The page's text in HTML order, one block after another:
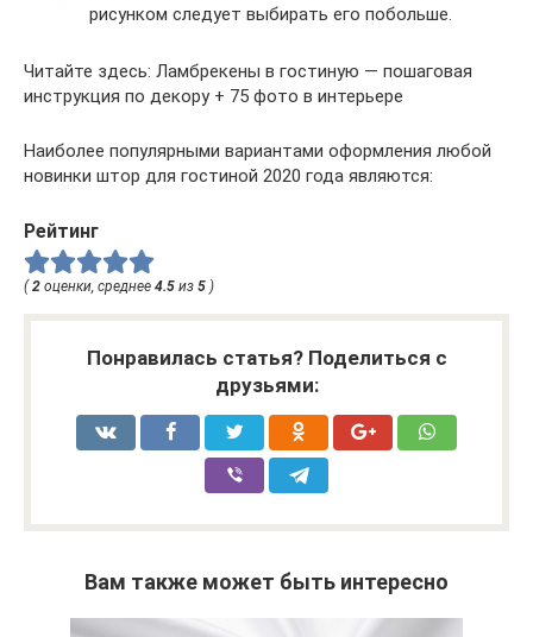
рисунком следует выбирать его побольше.
Читайте здесь: Ламбрекены в гостиную — пошаговая
инструкция по декору + 75 фото в интерьере
Наиболее популярными вариантами оформления любой
новинки штор для гостиной 2020 года являются:
Рейтинг
( 2 оценки, среднее 4.5 из 5 )
Понравилась статья? Поделиться с
друзьями:
Вам также может быть интересно